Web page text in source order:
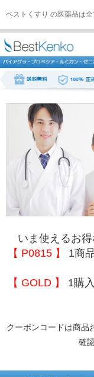
ベストくすり の医薬品は
いま使えるお
【 P0815 】
1商
【 GOLD 】
1購
クーポンコードは商品
確